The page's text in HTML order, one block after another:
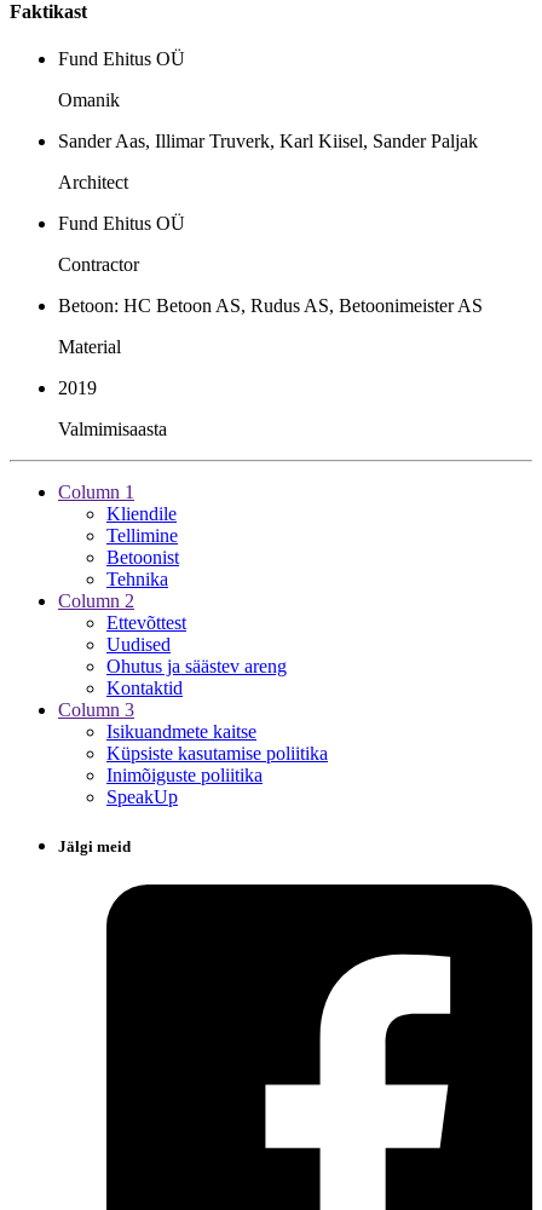
Faktikast
Fund Ehitus OÜ
Omanik
Sander Aas, Illimar Truverk, Karl Kiisel, Sander Paljak
Architect
Fund Ehitus OÜ
Contractor
Betoon: HC Betoon AS, Rudus AS, Betoonimeister AS
Material
2019
Valmimisaasta
Column 1
Kliendile
Tellimine
Betoonist
Tehnika
Column 2
Ettevõttest
Uudised
Ohutus ja säästev areng
Kontaktid
Column 3
Isikuandmete kaitse
Küpsiste kasutamise poliitika
Inimõiguste poliitika
SpeakUp
Jälgi meid